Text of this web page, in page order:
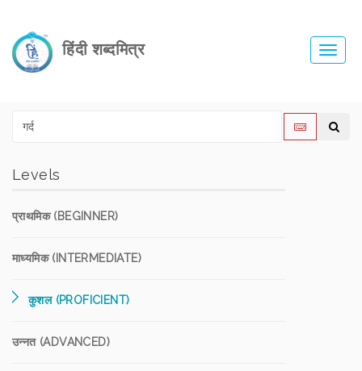
हिंदी शब्दमित्र
Levels
प्राथमिक (BEGINNER)
माध्यमिक (INTERMEDIATE)
कुशल (PROFICIENT)
उन्नत (ADVANCED)